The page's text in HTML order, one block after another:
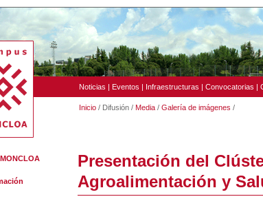
Noticias | Eventos | Infraestructuras | Convocatorias |
Inicio / Difusión / Media / Galería de imágenes /
Presentación del
Agroalimentación y